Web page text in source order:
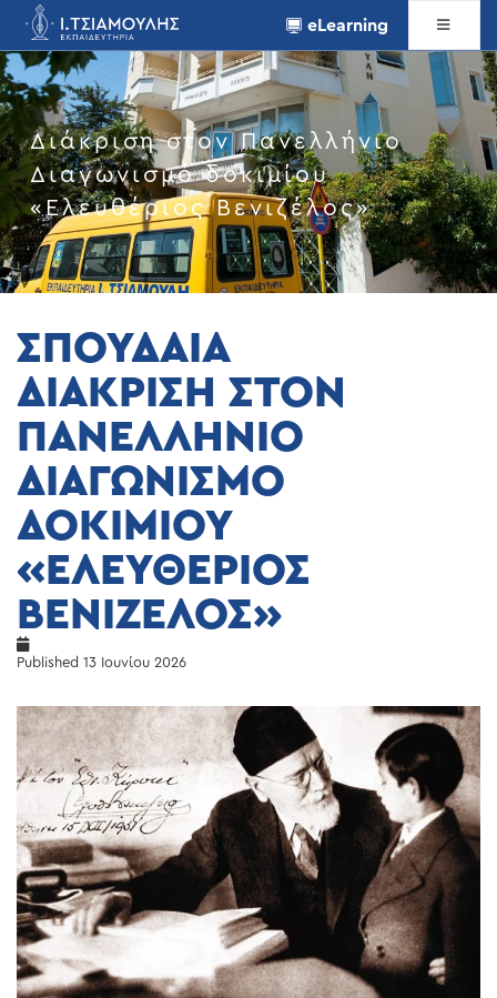
eLearning
Διάκριση στον Πανελλήνιο
Διαγωνισμό δοκιμίου
«Ελευθέριος Βενιζέλος»
ΣΠΟΥΔΑΙΑ
ΔΙΑΚΡΙΣΗ ΣΤΟΝ
ΠΑΝΕΛΛΗΝΙΟ
ΔΙΑΓΩΝΙΣΜΟ
ΔΟΚΙΜΙΟΥ
«ΕΛΕΥΘΕΡΙΟΣ
ΒΕΝΙΖΕΛΟΣ»
Published 13 Ιουνίου 2026